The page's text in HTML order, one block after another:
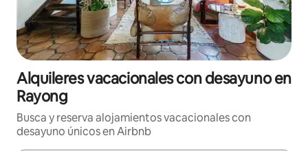
Alquileres vacacionales con desayuno en
Rayong
Busca y reserva alojamientos vacacionales con
desayuno únicos en Airbnb